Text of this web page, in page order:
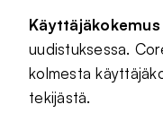
Käyttäjäkokemus
uudistuksessa.
kolmesta
tekijästä.